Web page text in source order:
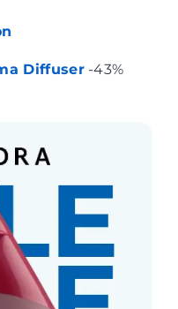
Diffuser-43%